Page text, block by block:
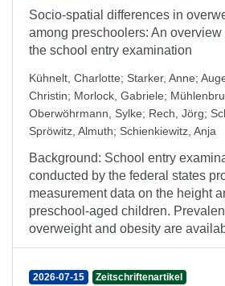
Socio-spatial differences in
among preschoolers: An
the school entry examination
Kühnelt, Charlotte; Starker, Anne;
Christin; Morlock, Gabriele;
Oberwöhrmann, Sylke; Rech, Jörg;
Spröwitz, Almuth; Schienkiewitz, Anja
Background: School entry
conducted by the federal states
measurement data on the height
preschool-aged children.
overweight and obesity are
2026-07-15 Zeitschriftenartikel